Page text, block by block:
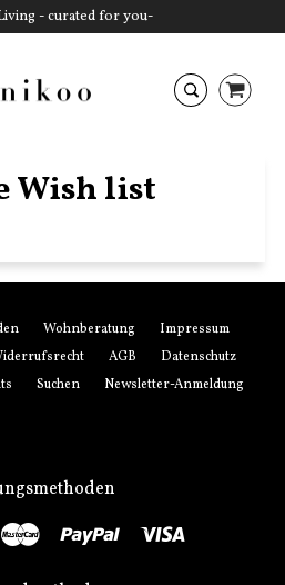
- curated for you-
Wish list
Wohnberatung
Impressum
AGB
Datenschutz
Suchen Newsletter-Anmeldung
Master Paypal